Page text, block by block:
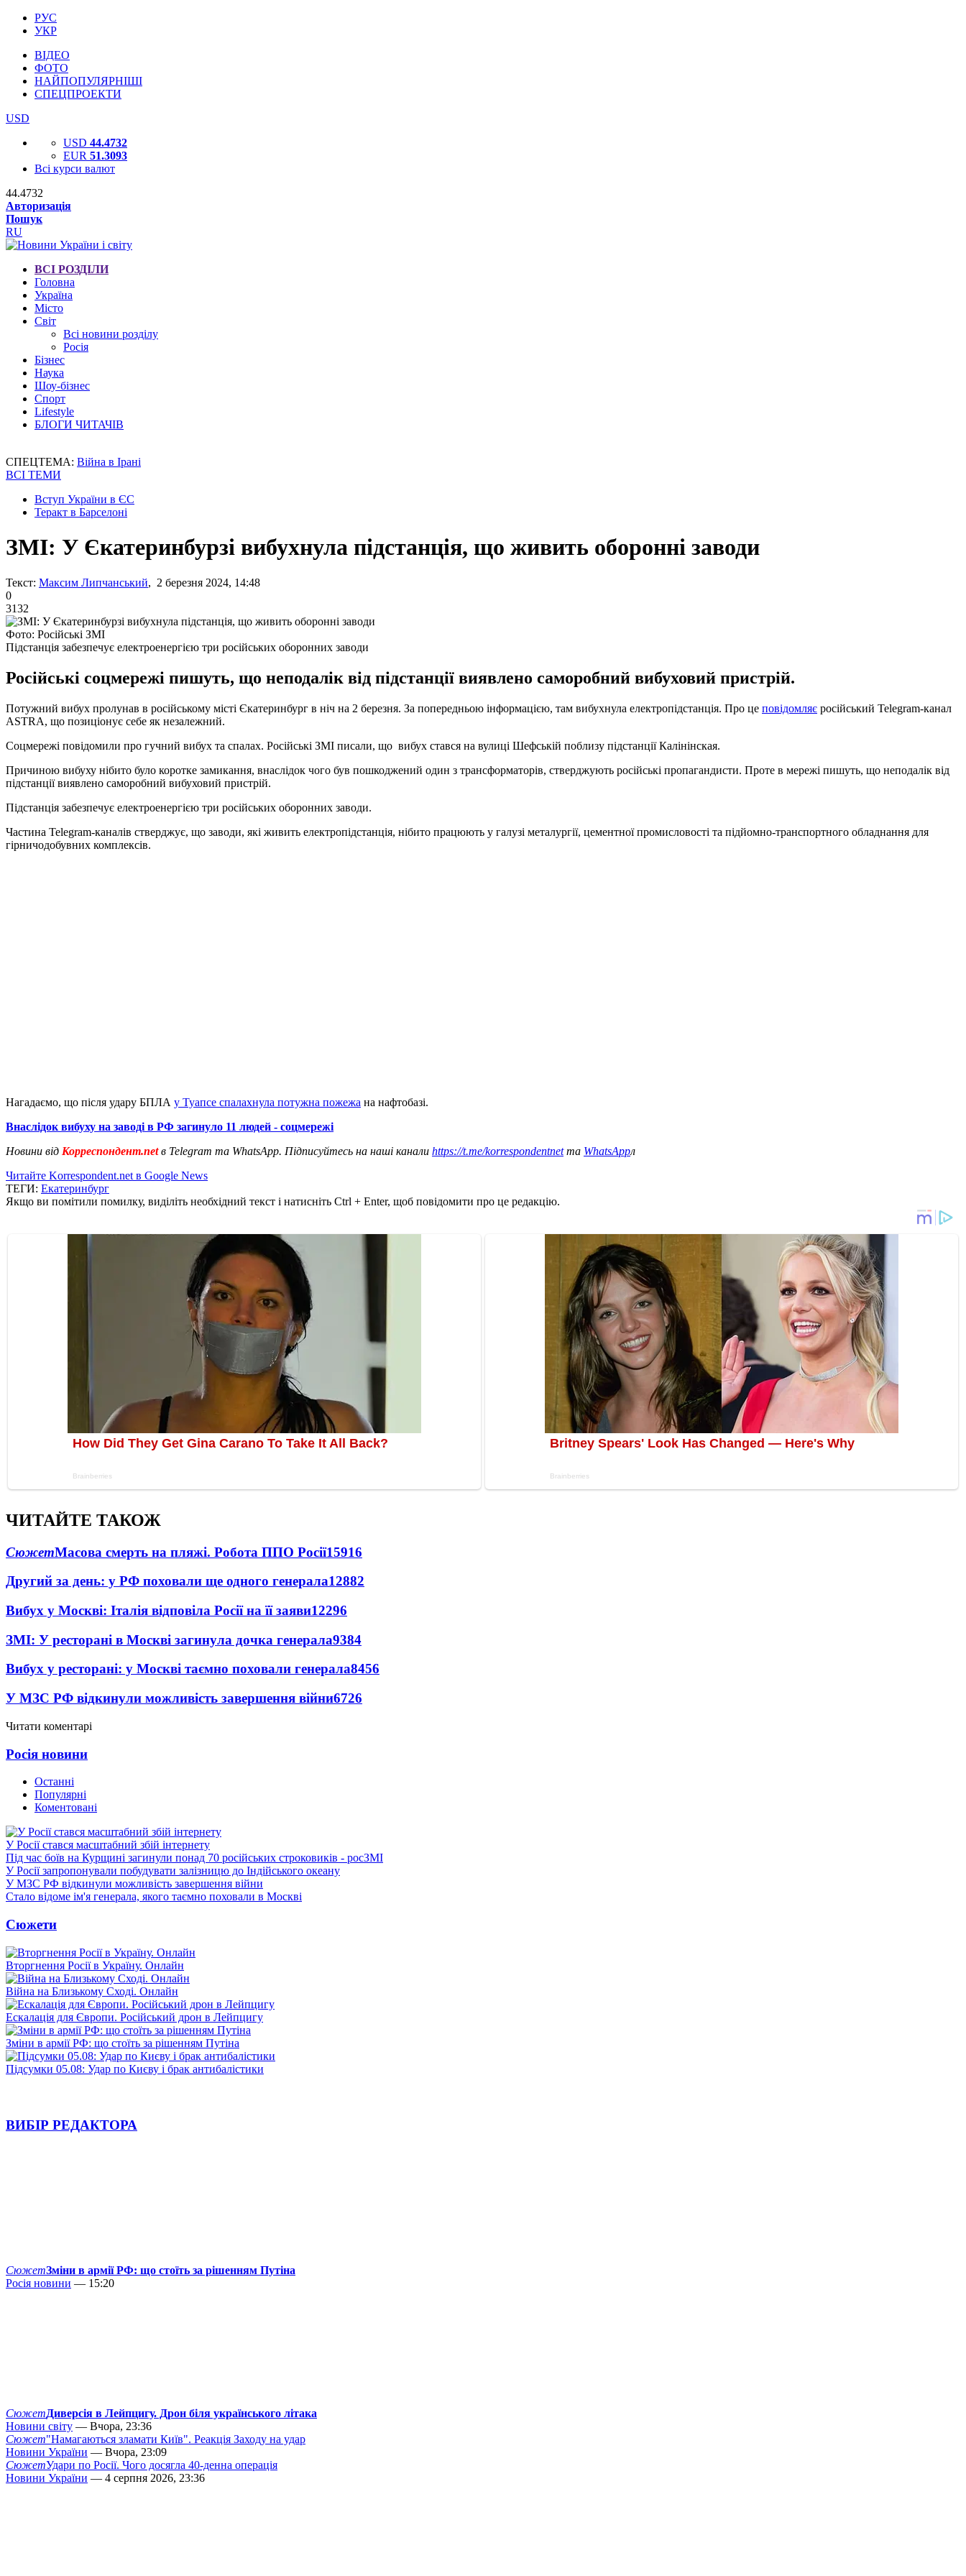
РУС
УКР
ВІДЕО
ФОТО
НАЙПОПУЛЯРНІШІ
СПЕЦПРОЕКТИ
USD
USD 44.4732
EUR 51.3093
Всі курси валют
44.4732
Авторизація
Пошук
RU
ВСІ РОЗДІЛИ
Головна
Україна
Місто
Світ
Всі новини розділу
Росія
Бізнес
Наука
Шоу-бізнес
Спорт
Lifestyle
БЛОГИ ЧИТАЧІВ
СПЕЦТЕМА: Війна в Ірані
ВСІ ТЕМИ
Вступ України в ЄС
Теракт в Барселоні
ЗМІ: У Єкатеринбурзі вибухнула підстанція, що живить оборонні заводи
Текст: Максим Липчанський, 2 березня 2024, 14:48
0
3132
Фото: Російські ЗМІ
Підстанція забезпечує електроенергією три російських оборонних заводи
Російські соцмережі пишуть, що неподалік від підстанції виявлено саморобний вибуховий пристрій.
Потужний вибух пролунав в російському місті Єкатеринбург в ніч на 2 березня. За попередньою інформацією, там вибухнула електропідстанція. Про це повідомляє російський Telegram-канал
ASTRA, що позиціонує себе як незалежний.
Соцмережі повідомили про гучний вибух та спалах. Російські ЗМІ писали, що вибух стався на вулиці Шефській поблизу підстанції Калінінская.
Причиною вибуху нібито було коротке замикання, внаслідок чого був пошкоджений один з трансформаторів, стверджують російські пропагандисти. Проте в мережі пишуть, що неподалік від
підстанції виявлено саморобний вибуховий пристрій.
Підстанція забезпечує електроенергією три російських оборонних заводи.
Частина Telegram-каналів стверджує, що заводи, які живить електропідстанція, нібито працюють у галузі металургії, цементної промисловості та підйомно-транспортного обладнання для
гірничодобувних комплексів.
Нагадаємо, що після удару БПЛА у Туапсе спалахнула потужна пожежа на нафтобазі.
Внаслідок вибуху на заводі в РФ загинуло 11 людей - соцмережі
Новини від Корреспондент.netв Telegram та WhatsApp. Підписуйтесь на наші канали https://t.me/korrespondentnetта WhatsAppл
Читайте Korrespondent.net в Google News
ТЕГИ: Екатеринбург
Якщо ви помітили помилку, виділіть необхідний текст і натисніть Ctrl + Enter, щоб повідомити про це редакцію.
ЧИТАЙТЕ ТАКОЖ
СюжетМасова смерть на пляжі. Робота ППО Росії15916
Другий за день: у РФ поховали ще одного генерала12882
Вибух у Москві: Італія відповіла Росії на її заяви12296
ЗМІ: У ресторані в Москві загинула дочка генерала9384
Вибух у ресторані: у Москві таємно поховали генерала8456
У МЗС РФ відкинули можливість завершення війни6726
Читати коментарі
Росія новини
Останні
Популярні
Коментовані
У Росії стався масштабний збій інтернету
Під час боїв на Курщині загинули понад 70 російських строковиків - росЗМІ
У Росії запропонували побудувати залізницю до Індійського океану
У МЗС РФ відкинули можливість завершення війни
Стало відоме ім'я генерала, якого таємно поховали в Москві
Сюжети
Вторгнення Росії в Україну. Онлайн
Війна на Близькому Сході. Онлайн
Ескалація для Європи. Російський дрон в Лейпцигу
Зміни в армії РФ: що стоїть за рішенням Путіна
Підсумки 05.08: Удар по Києву і брак антибалістики
ВИБІР РЕДАКТОРА
СюжетЗміни в армії РФ: що стоїть за рішенням Путіна
Росія новини — 15:20
СюжетДиверсія в Лейпцигу. Дрон біля українського літака
Новини світу — Вчора, 23:36
Сюжет"Намагаються зламати Київ". Реакція Заходу на удар
Новини України — Вчора, 23:09
СюжетУдари по Росії. Чого досягла 40-денна операція
Новини України — 4 серпня 2026, 23:36